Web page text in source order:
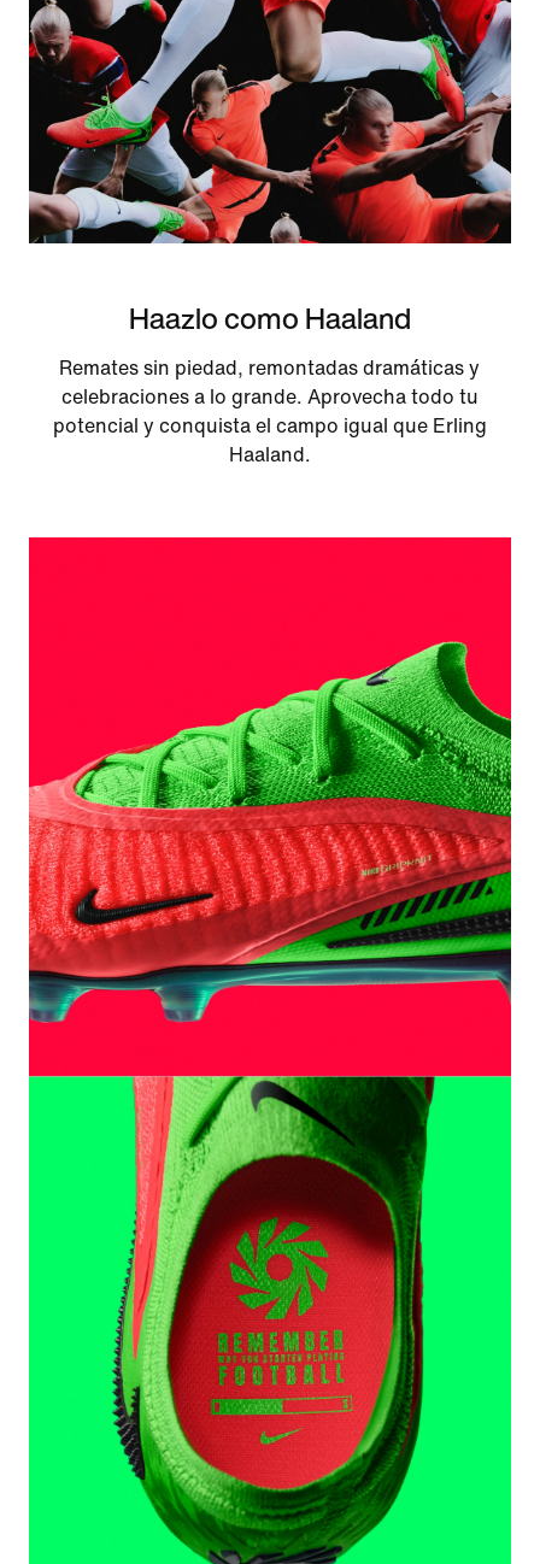
Haazlo como Haaland
Remates sin piedad, remontadas dramáticas y
celebraciones a lo grande. Aprovecha todo tu
potencial y conquista el campo igual que Erling
Haaland.